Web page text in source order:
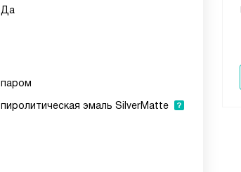
Да
паром
пиролитическая эмаль SilverMatte